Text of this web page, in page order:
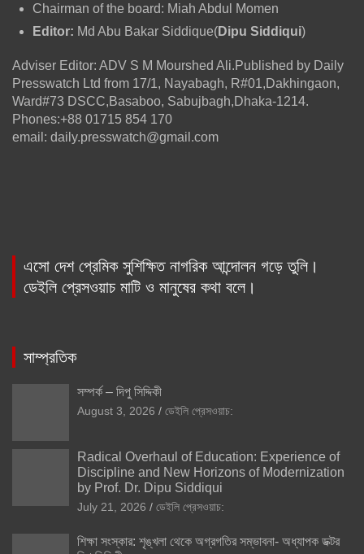
Chairman of the board: Miah Abdul Momen
Editor: Md Abu Bakar Siddique(Dipu Siddiqui)
Adviser Editor: ADV S M Mourshed Ali.Published by Daily
Presswatch Ltd from 17/1, Nayabagh, R#01,Dakhingaon,
Ward#73 DSCC,Basaboo, Sabujbagh,Dhaka-1214.
Phones:+88 01715 854 170
email: daily.presswatch@gmail.com
এসো দেশ প্রেমিক সুশিক্ষিত নাগরিক আন্দোলন গড়ে তুলি।
ডেইলি প্রেসওয়াচ মাটি ও মানুষের কথা বলে।
সাম্প্রতিক
সম্পর্ক – দিপু সিদ্দিকী
August 3, 2026 ডেইলি প্রেসওয়াচ:
Radical Overhaul of Education: Experience of
Discipline and New Horizons of Modernization
by Prof. Dr. Dipu Siddiqui
July 21, 2026 ডেইলি প্রেসওয়াচ:
শিক্ষা সংস্কার: শৃঙ্খলা থেকে অগ্রগতির সম্ভাবনা- অধ্যাপক ডক্টর